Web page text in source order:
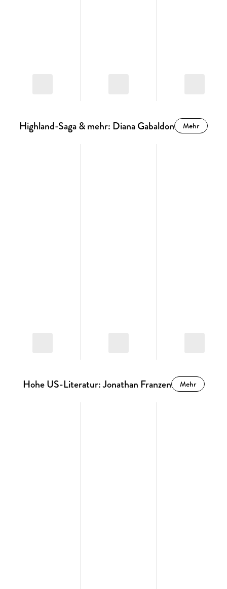
Highland-Saga & mehr: Diana Gabaldon Mehr
Hohe US-Literatur: Jonathan Franzen Mehr